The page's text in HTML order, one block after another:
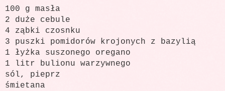
100 g masła
2 duże cebule
4 ząbki czosnku
3 puszki pomidorów krojonych z bazylią
1 łyżka suszonego oregano
1 litr bulionu warzywnego
sól, pieprz
śmietana